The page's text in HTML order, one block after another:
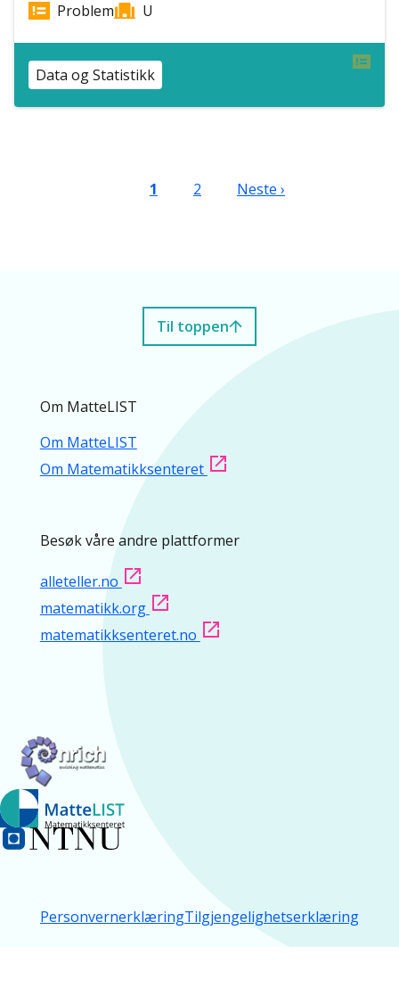
Problem
U
Data og Statistikk
SiderNåværende side
1 Side
2 Neste side
Neste ›
Til toppen
Om MatteLIST
Om MatteLIST
Om Matematikksenteret
Besøk våre andre plattformer
alleteller.no
matematikk.org
matematikksenteret.no
PersonvernerklæringTilgjengelighetserklæring